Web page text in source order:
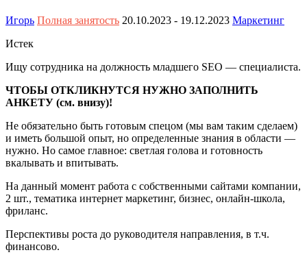
Игорь Полная занятость 20.10.2023 - 19.12.2023 Маркетинг
Истек
Ищу сотрудника на должность младшего SEO — специалиста.
ЧТОБЫ ОТКЛИКНУТСЯ НУЖНО ЗАПОЛНИТЬ
АНКЕТУ (см. внизу)!
Не обязательно быть готовым спецом (мы вам таким сделаем)
и иметь большой опыт, но определенные знания в области —
нужно. Но самое главное: светлая голова и готовность
вкалывать и впитывать.
На данный момент работа с собственными сайтами компании,
2 шт., тематика интернет маркетинг, бизнес, онлайн-школа,
фриланс.
Перспективы роста до руководителя направления, в т.ч.
финансово.